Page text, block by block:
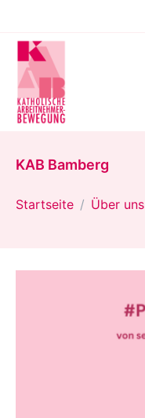
springen
KAB Bamberg
Startseite Über uns